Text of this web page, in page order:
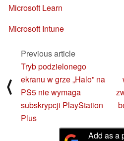
Microsoft Learn
Microsoft Intune
⟨
Previous article
Tryb podzielonego
ekranu w grze „Halo” na
PS5 nie wymaga
subskrypcji PlayStation
Plus
Add as a